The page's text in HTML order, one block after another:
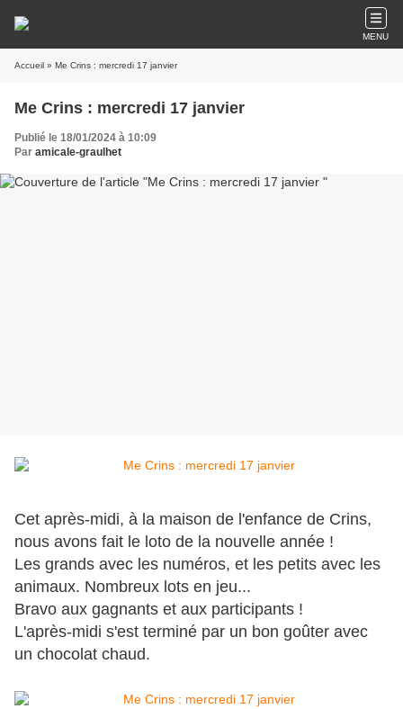
MENU
Accueil » Me Crins : mercredi 17 janvier
Me Crins : mercredi 17 janvier
Publié le 18/01/2024 à 10:09
Par amicale-graulhet
Cet après-midi, à la maison de l'enfance de Crins,
nous avons fait le loto de la nouvelle année !
Les grands avec les numéros, et les petits avec les
animaux. Nombreux lots en jeu...
Bravo aux gagnants et aux participants !
L'après-midi s'est terminé par un bon goûter avec
un chocolat chaud.